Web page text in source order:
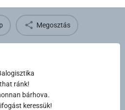
Megosztás
ránk!
bárhova.
keressük!